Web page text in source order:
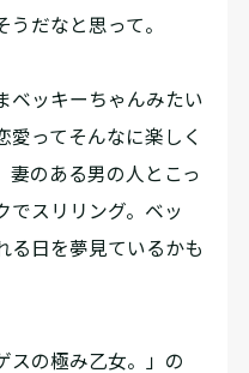
だなと思って。
ッキーちゃんみたい
愛ってそんなに楽しく
妻のある男の人とこっ
でスリリング。ベッ
る日を夢見ているかも
の極み乙女。」の